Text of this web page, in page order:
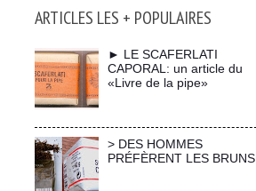
ARTICLES LES + POPULAIRES
► LE SCAFERLATI
CAPORAL: un article du
«Livre de la pipe»
> DES HOMMES
PRÉFÈRENT LES BRUNS